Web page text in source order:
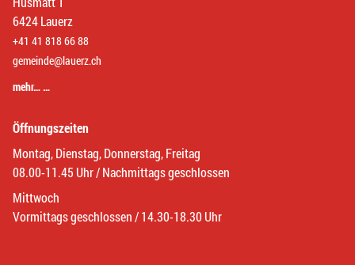
6424 Lauerz
+41 41 818 66 88
gemeinde@lauerz.ch
mehr… …
Öffnungszeiten
Montag, Dienstag, Donnerstag, Freitag
08.00-11.45 Uhr / Nachmittags geschlossen
Mittwoch
Vormittags geschlossen / 14.30-18.30 Uhr